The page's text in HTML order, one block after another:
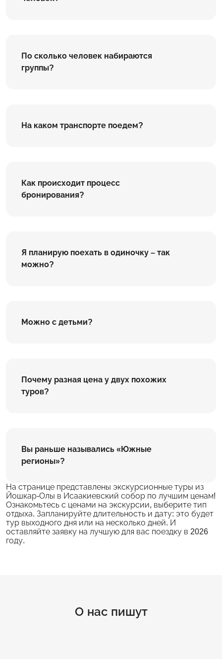
По сколько человек набираются
группы?
На каком транспорте поедем?
Как происходит процесс
бронирования?
Я планирую поехать в одиночку – так
можно?
Можно с детьми?
Почему разная цена у двух похожих
туров?
Вы раньше назывались «Южные
регионы»?
На странице представлены экскурсионные туры из
Йошкар-Олы в Исаакиевский собор по лучшим ценам!
Ознакомьтесь с ценами на экскурсии, выберите тип
отдыха. Запланируйте длительность и дату: это будет
тур выходного дня или на несколько дней. И
оставляйте заявку на лучшую для вас поездку в 2026
году.
О нас пишут